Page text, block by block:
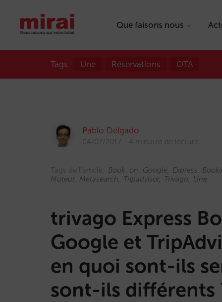
Que faisons nous
Tags: Une Réservations OTA
Pablo Delgado
04/07/2017 4 minutes de lecture
Tags de l'article: Book_on_Google
Moteur
Metasearch Tripadvisor Trivago Une
trivago Express
Google et
en quoi sont-ils
sont-ils différents